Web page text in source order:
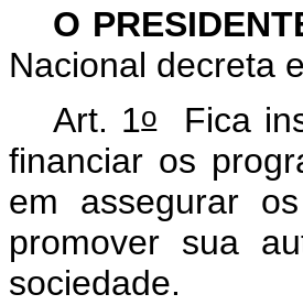
O
Nacional decreta
Art. 1oFica
financiar os
em assegurar
promover sua
sociedade.